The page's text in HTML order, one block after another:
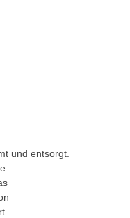
und entsorgt.